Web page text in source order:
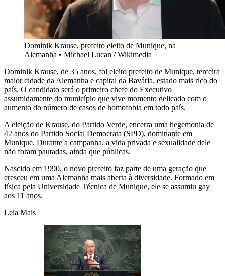
Dominik Krause, prefeito eleito de Munique, na
Alemanha • Michael Lucan / Wikimedia
Dominik Krause, de 35 anos, foi eleito prefeito de Munique, terceira
maior cidade da Alemanha e capital da Bavária, estado mais rico do
país. O candidato será o primeiro chefe do Executivo
assumidamente do município que vive momento delicado com o
aumento do número de casos de homofobia em todo país.
A eleição de Krause, do Partido Verde, encerra uma hegemonia de
42 anos do Partido Social Democrata (SPD), dominante em
Munique. Durante a campanha, a vida privada e sexualidade dele
não foram pautadas, ainda que públicas.
Nascido em 1990, o novo prefeito faz parte de uma geração que
cresceu em uma Alemanha mais aberta à diversidade. Formado em
física pela Universidade Técnica de Munique, ele se assumiu gay
aos 11 anos.
Leia Mais